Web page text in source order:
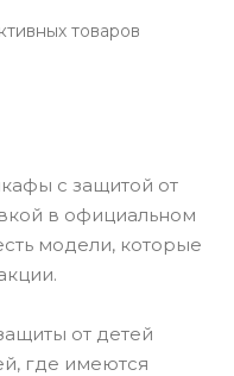
товаров
с защитой от
в официальном
модели, которые
от детей
где имеются